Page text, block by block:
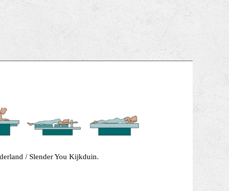
/ Slender You Kijkduin.